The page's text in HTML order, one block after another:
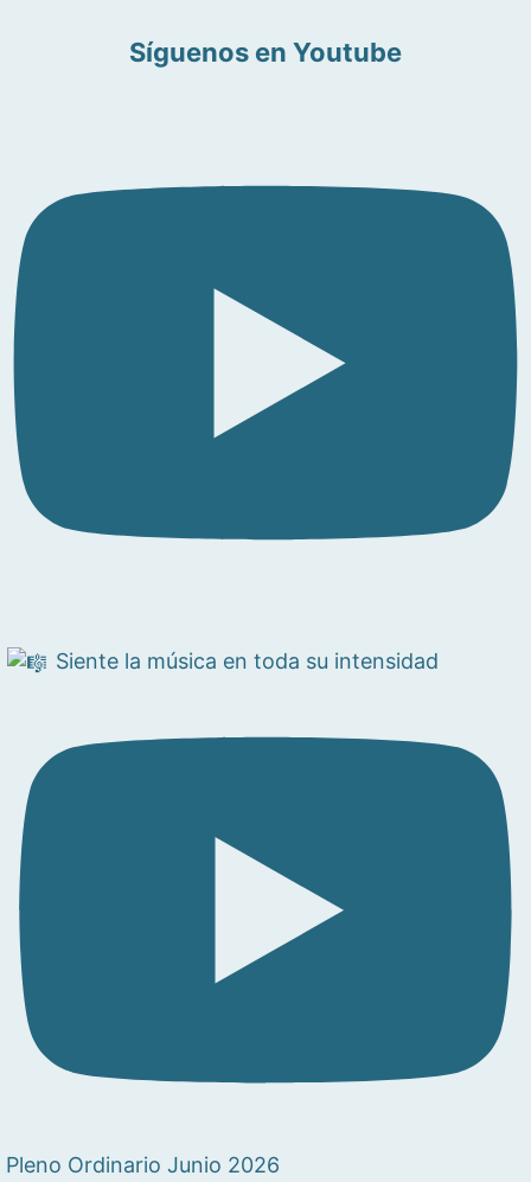
Síguenos en Youtube
Siente la música en toda su intensidad
Pleno Ordinario Junio 2026